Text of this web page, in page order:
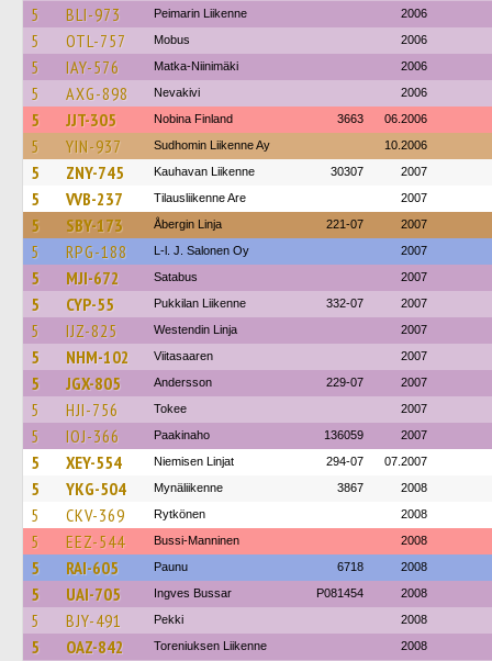
5 BLI-973 Peimarin Liikenne 2006
5 OTL-757 Mobus 2006
5 IAY-576 Matka-Niinimäki 2006
5 AXG-898 Nevakivi 2006
5 JJT-305 Nobina Finland 3663 06.2006
5 YIN-937 Sudhomin Liikenne Ay 10.2006
5 ZNY-745 Kauhavan Liikenne 30307 2007
5 VVB-237 Tilausliikenne Are 2007
5 SBY-173 Åbergin Linja 221-07 2007
5 RPG-188 L-l. J. Salonen Oy 2007
5 MJI-672 Satabus 2007
5 CYP-55 Pukkilan Liikenne 332-07 2007
5 IJZ-825 Westendin Linja 2007
5 NHM-102 Viitasaaren 2007
5 JGX-805 Andersson 229-07 2007
5 HJI-756 Tokee 2007
5 IOJ-366 Paakinaho 136059 2007
5 XEY-554 Niemisen Linjat 294-07 07.2007
5 YKG-504 Mynäliikenne 3867 2008
5 CKV-369 Rytkönen 2008
5 EEZ-544 Bussi-Manninen 2008
5 RAI-605 Paunu 6718 2008
5 UAI-705 Ingves Bussar P081454 2008
5 BJY-491 Pekki 2008
5 OAZ-842 Toreniuksen Liikenne 2008